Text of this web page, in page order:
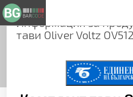
Информация за
тави Oliver VoltzОбщи
Декларация за
Заснемане на
Контакти